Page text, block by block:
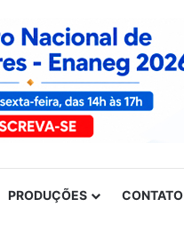
PRODUÇÕES CONTATO